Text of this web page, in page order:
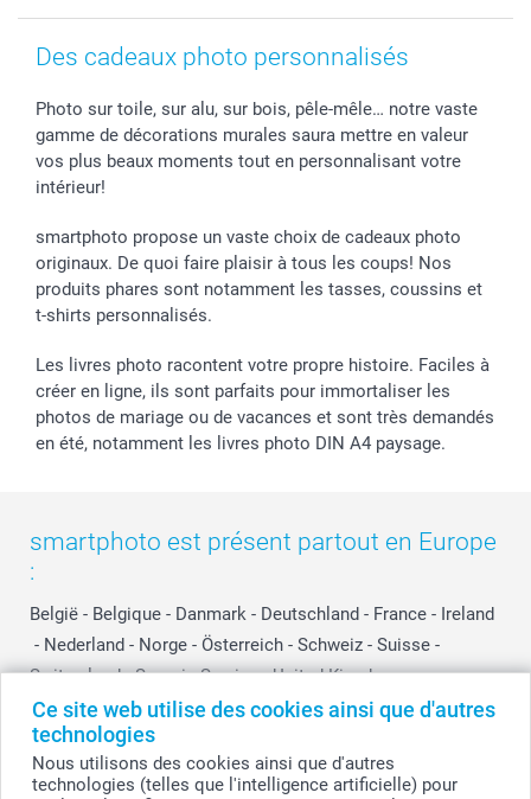
Ce site web utilise des cookies ainsi que d'autres
technologies
Nous utilisons des cookies ainsi que d'autres
technologies (telles que l'intelligence artificielle) pour
Des cadeaux photo personnalisés
Photo sur toile, sur alu, sur bois, pêle-mêle… notre vaste
gamme de décorations murales saura mettre en valeur
vos plus beaux moments tout en personnalisant votre
intérieur!
smartphoto propose un vaste choix de cadeaux photo
originaux. De quoi faire plaisir à tous les coups! Nos
produits phares sont notamment les tasses, coussins et
t-shirts personnalisés.
Les livres photo racontent votre propre histoire. Faciles à
créer en ligne, ils sont parfaits pour immortaliser les
photos de mariage ou de vacances et sont très demandés
en été, notamment les livres photo DIN A4 paysage.
smartphoto est présent partout en Europe
:
België - Belgique - Danmark - Deutschland - France - Ireland
- Nederland - Norge - Österreich - Schweiz - Suisse -
Switzerland - Suomi - Sverige - United Kingdom -
Other Countries
Tous les prix sont en francs suisses (CHF), TVA incluse et hors frais de port.